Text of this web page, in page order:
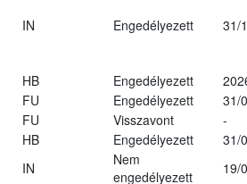
IN Engedélyezett 31/
HB Engedélyezett
FU Engedélyezett
31/
FU Visszavont
-
HB Engedélyezett
31/
IN
Nem
engedélyezett
19/